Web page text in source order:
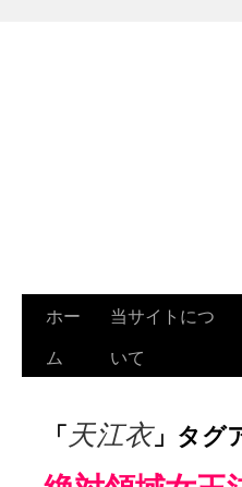
ホー
ム
当サイトにつ
いて
「天江衣」タグ